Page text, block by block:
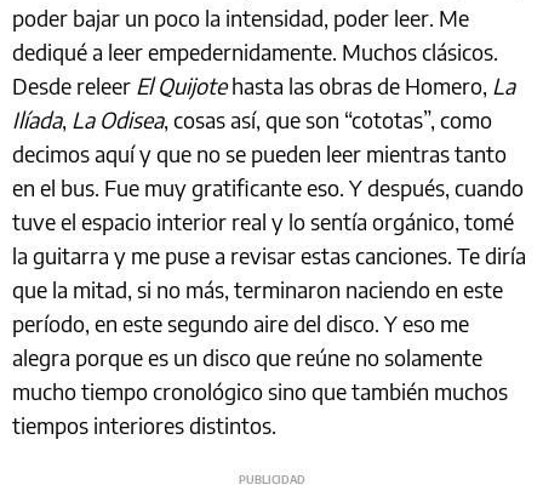
poder bajar un poco la intensidad, poder leer. Me
dediqué a leer empedernidamente. Muchos clásicos.
Desde releer El Quijotehasta las obras de Homero, La
Ilíada, La Odisea, cosas así, que son “cototas”, como
decimos aquí y que no se pueden leer mientras tanto
en el bus. Fue muy gratificante eso. Y después, cuando
tuve el espacio interior real y lo sentía orgánico, tomé
la guitarra y me puse a revisar estas canciones. Te diría
que la mitad, si no más, terminaron naciendo en este
período, en este segundo aire del disco. Y eso me
alegra porque es un disco que reúne no solamente
mucho tiempo cronológico sino que también muchos
tiempos interiores distintos.